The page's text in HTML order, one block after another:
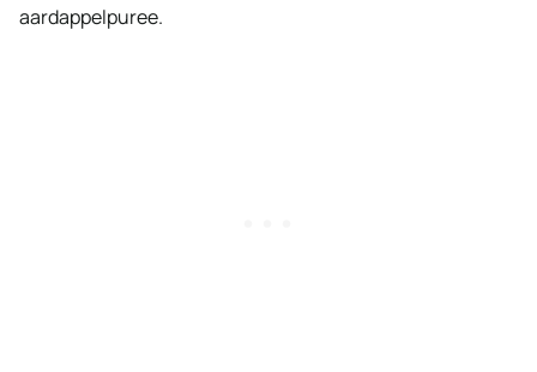
aardappelpuree.